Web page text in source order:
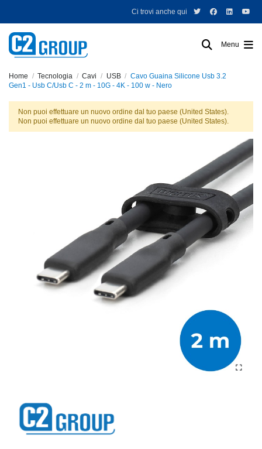
Ci trovi anche qui
Menu
Home Tecnologia Cavi USB
Cavo Guaina Silicone Usb 3.2
Gen1 - Usb C/Usb C - 2 m - 10G - 4K - 100 w - Nero
Non puoi effettuare un nuovo ordine dal tuo paese (United States).
Non puoi effettuare un nuovo ordine dal tuo paese (United States).